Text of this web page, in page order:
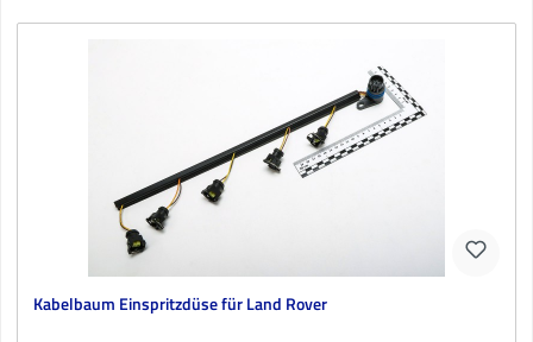
Kabelbaum Einspritzdüse für Land Rover